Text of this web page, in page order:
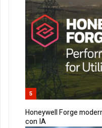
5
Honeywell Forge
con IA